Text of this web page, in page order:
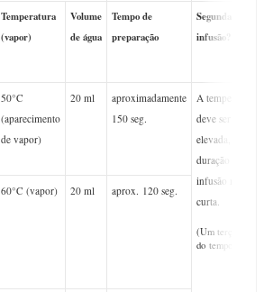
Temperatura
(vapor)
Volume
de água
Tempo de
preparação
Segunda
infusão?
50°C
(aparecimento
de vapor)
20 ml
aproximadamente
150 seg.
A temperatura
deve ser mais
elevada, mas a
duração da
infusão mais
curta.
(Um terço
do tempo).
60°C (vapor) 20 ml aprox. 120 seg.